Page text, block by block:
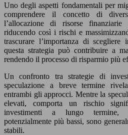
Uno degli aspetti fondamentali per
comprendere il concetto di
l’allocazione di risorse
riducendo così i rischi e
trascurare l’importanza di scegliere
questa strategia può contribuire a
rendendo il processo di risparmio più
Un confronto tra strategie di
speculazione a breve termine
entrambi gli approcci. Mentre la
elevati, comporta un rischio
investimenti a lungo termine,
potenzialmente più bassi, sono
stabili.